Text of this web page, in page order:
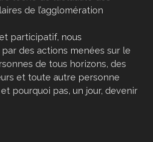
de l’agglomération
participatif, nous
des actions menées sur le
de tous horizons, des
et toute autre personne
pourquoi pas, un jour, devenir